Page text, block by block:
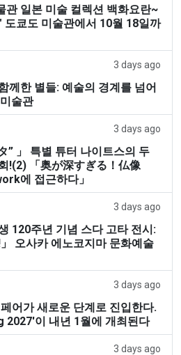
관 일본 미술 컬렉션 백화요란~
도쿄도 미술관에서 10월 18일까
3 days ago
께한 별들: 예술의 경계를 넘어
술관
3 days ago
” 」 특별 튜터 나이트스의 두
!(2) 「奥が深すぎる！仏像
에 접근하다」
3 days ago
120주년 기념 스다 고타 전시:
오사카 에노코지마 문화예술
3 days ago
어가 새로운 단계로 진입한다.
이 내년 1월에 개최된다
3 days ago